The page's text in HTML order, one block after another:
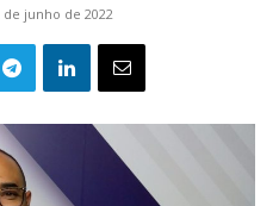
de junho de 2022